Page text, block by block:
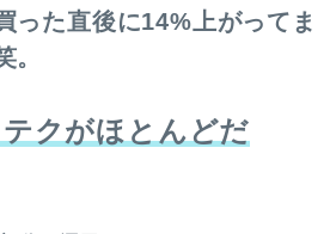
った直後に14%上がってま
。
クがほとんどだ